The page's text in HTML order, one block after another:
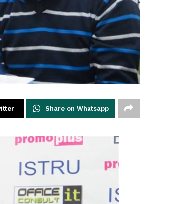
Share on Whatsapp